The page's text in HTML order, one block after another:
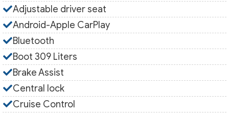
Adjustable driver seat
Android-Apple CarPlay
Bluetooth
Boot 309 Liters
Brake Assist
Central lock
Cruise Control